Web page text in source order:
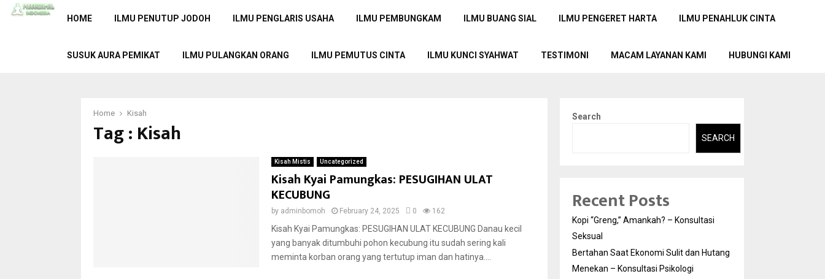
HOME ILMU PENUTUP JODOH ILMU PENGLARIS USAHA ILMU PEMBUNGKAM ILMU BUANG SIAL ILMU PENGERET HARTA ILMU PENAHLUK CINTA
SUSUK AURA PEMIKAT ILMU PULANGKAN ORANG ILMU PEMUTUS CINTA ILMU KUNCI SYAHWAT TESTIMONI MACAM LAYANAN KAMI HUBUNGI KAMI
Home Kisah
Tag : Kisah
Kisah Mistis Uncategorized
Kisah Kyai Pamungkas: PESUGIHAN ULAT
KECUBUNG
by adminbomoh February 24, 2025 0 162
Kisah Kyai Pamungkas: PESUGIHAN ULAT KECUBUNG Danau kecil
yang banyak ditumbuhi pohon kecubung itu sudah sering kali
meminta korban orang yang tertutup iman dan hatinya....
Search
SEARCH
Recent Posts
Kopi “Greng,” Amankah? – Konsultasi
Seksual
Bertahan Saat Ekonomi Sulit dan Hutang
Menekan – Konsultasi Psikologi